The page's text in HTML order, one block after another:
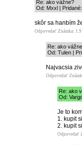
Re: ako vážne?
Od: Mxxl |
skôr sa hanbím
Odpovedať Známka: 1.9
Re: ako
Od: Tulen |
Najvacsia
Odpovedať
Re: ako
Od:
Je to
1. kupit
2. kupit
Odpovedať